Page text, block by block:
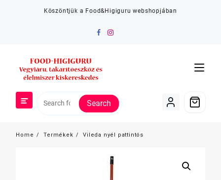
Köszöntjük a Food&Higiguru webshopjában
Search
Home Termékek Vileda nyél pattintós